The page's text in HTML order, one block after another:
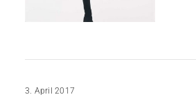
3. April 2017